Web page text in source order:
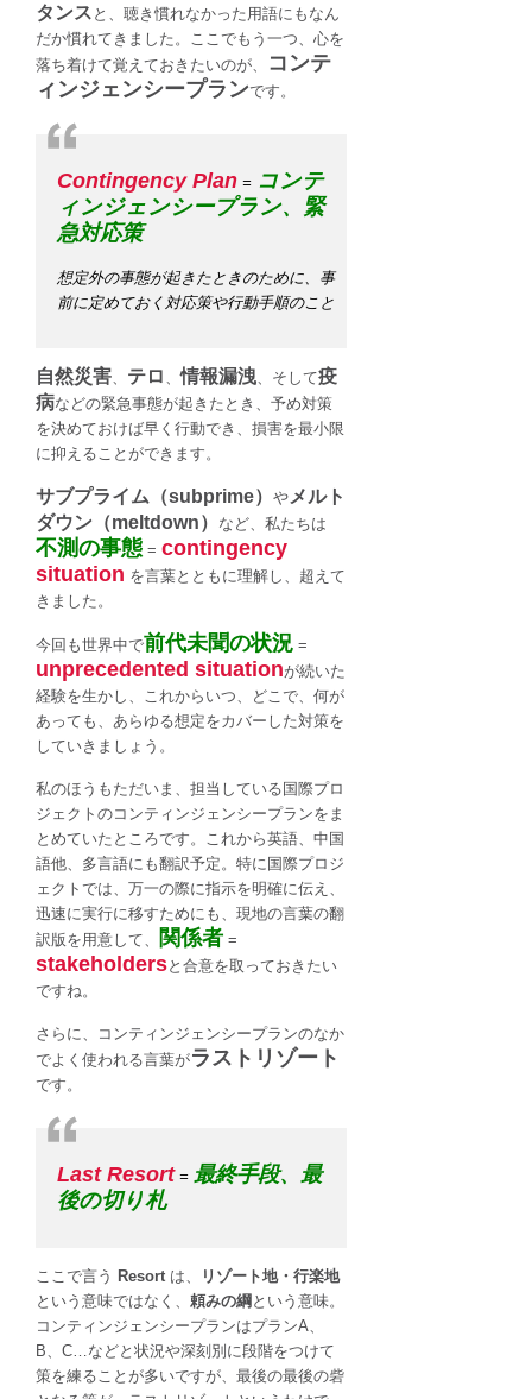
テ
ィ
ン
シ
ー
（Contingency
作
っ
て
う
は
タンス と、聴き慣れなかった用語にもなん
だか慣れてきました。ここでもう一つ、心を
落ち着けて覚えておきたいのが、
コンテ
ィンジェンシープランです。
Contingency Plan = コンテ
ィンジェンシープラン、緊
急対応策
想定外の事態が起きたときのために、事
前に定めておく対応策や行動手順のこと
自然災害 テロ 、情報漏洩 、そして疫
病などの緊急事態が起きたとき、予め対策
を決めておけば早く行動でき、損害を最小限
に抑えることができます。
サブプライム（subprime） や メルト
ダウン（meltdown）
など、私たちは
不測の事態 = contingency
situation を言葉とともに理解し、超えて
きました。
今回も世界中で前代未聞の状況 =
unprecedented situationが続いた
経験を生かし、これからいつ、どこで、何が
あっても、あらゆる想定をカバーした対策を
していきましょう。
私のほうもただいま、担当している国際プロ
ジェクトのコンティンジェンシープランをま
とめていたところです。これから英語、中国
語他、多言語にも翻訳予定。特に国際プロジ
ェクトでは、万一の際に指示を明確に伝え、
迅速に実行に移すためにも、現地の言葉の翻
訳版を用意して、
関係者 =
stakeholdersと合意を取っておきたい
ですね。
さらに、コンティンジェンシープランのなか
でよく使われる言葉がラストリゾート
です。
Last Resort= 最終手段、最
後の切り札
ここで言う Resort は、
リゾート地・行楽地
という意味ではなく、 頼みの綱 という意味。
コンティンジェンシープランはプランA、
B、C…などと状況や深刻別に段階をつけて
策を練ることが多いですが、最後の最後の砦